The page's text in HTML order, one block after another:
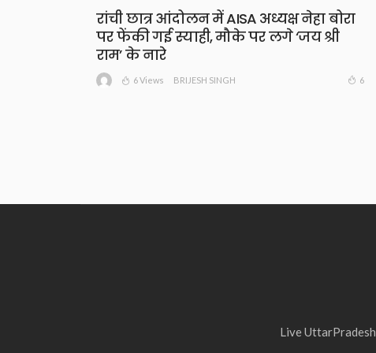
रांची छात्र आंदोलन में AISA अध्यक्ष नेहा बोरा
पर फेंकी गई स्याही, मौके पर लगे ‘जय श्री
राम’ के नारे
6 Views BRIJESH SINGH 6
Live